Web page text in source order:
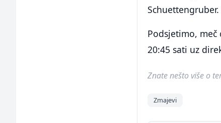
Schuettengruber.
Podsjetimo,
20:45 sati uz
Znate nešto više o
Zmajevi